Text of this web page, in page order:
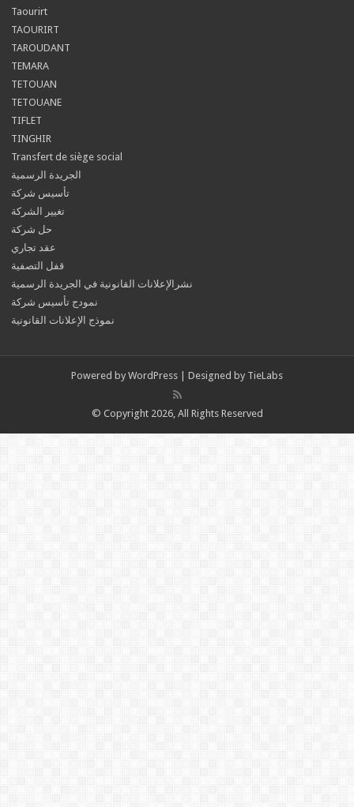
Taourirt
TAOURIRT
TAROUDANT
TEMARA
TETOUAN
TETOUANE
TIFLET
TINGHIR
Transfert de siège social
الجريدة الرسمية
تأسيس شركة
تغيير الشركة
حل شركة
عقد تجاري
قفل التصفية
نشرالإعلانات القانونية في الجريدة الرسمية
نمودج تأسيس شركة
نموذج الإعلانات القانونية
Powered by WordPress | Designed by TieLabs
© Copyright 2026, All Rights Reserved